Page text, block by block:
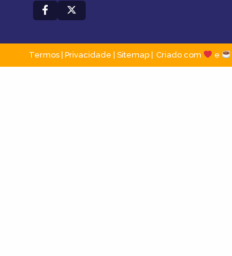
Termos Privacidade Sitemap Criado com e